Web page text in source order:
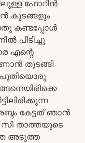
ഫോറിൻ
കുടങ്ങളും
കണ്ടപ്പോൾ
പിടിച്ചു
എന്റെ
തുടങ്ങി
പുതിയൊരു
കേട്ടത് ഞാൻ
സി താത്തയുടെ
അടുത്ത